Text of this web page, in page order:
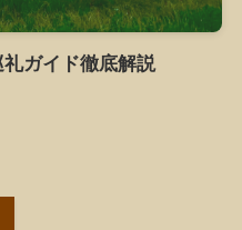
ガイド徹底解説